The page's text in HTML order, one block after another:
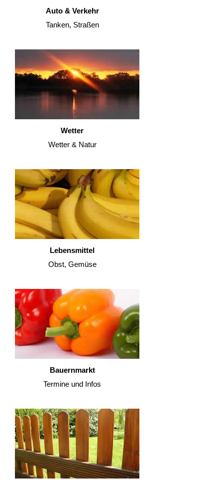
Auto & Verkehr
Tanken, Straßen
Wetter
Wetter & Natur
Lebensmittel
Obst, Gemüse
Bauernmarkt
Termine und Infos